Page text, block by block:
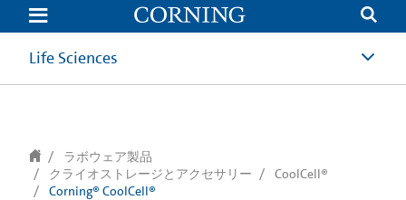
text.skipToContent
text.skipToNavigation
Life Sciences
ラボウェア製品
クライオストレージとアクセサリー
CoolCell®
Corning® CoolCell®